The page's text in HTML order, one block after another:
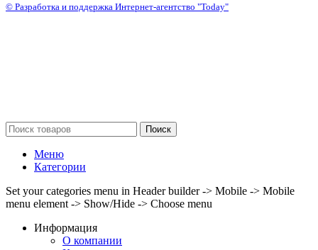
© Разработка и поддержка Интернет-агентство "Today"
Поиск
Меню
Категории
Set your categories menu in Header builder -> Mobile -> Mobile
menu element -> Show/Hide -> Choose menu
Информация
О компании